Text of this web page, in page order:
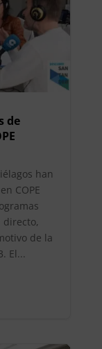
de
han
COPE
directo,
de la
El...